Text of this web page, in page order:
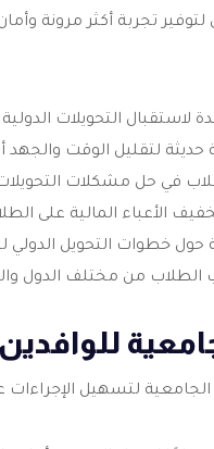
تجربة أكثر مرونة
التحويلات
لتقليل الوقت والجهد
في حل مشكلات التحويلات
الأعباء المالية على
خطوات التحويل الدولي
من مختلف الدول
للوافدين
لتسهيل الإجراءات